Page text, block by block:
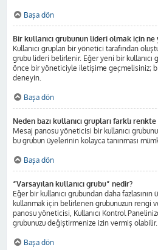
Başa dön
Bir kullanıcı grubunun lideri olmak için
Kullanıcı grupları bir yönetici tarafından
grubu lideri belirlenir. Eğer yeni bir kullanıcı
önce bir yöneticiyle iletişime geçmelisiniz;
deneyin.
Başa dön
Neden bazı kullanıcı grupları farklı
Mesaj panosu yöneticisi bir kullanıcı
bu grubun üyelerinin kolayca tanınması
Başa dön
“Varsayılan kullanıcı grubu” nedir?
Eğer bir kullanıcı grubundan daha
kullanmak için belirlenen grubunuzun rengi
panosu yöneticisi, Kullanıcı Kontrol
grubunuzu değiştirmenize izin vermiş olabilir.
Başa dön